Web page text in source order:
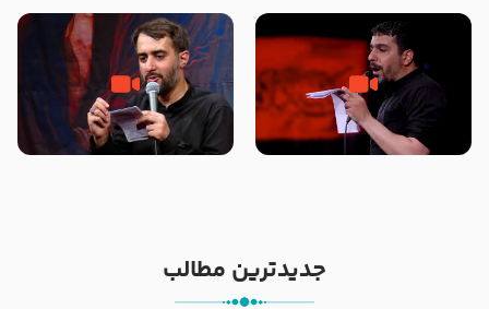
هیئت رایة العباس علیه السلام
تک ، عبّاس، صاحب دل‌هاست –
حاج حنیف طاهری – عزاداری شب
من غلام نوکراتم من عاشق کربلاتم
– شور زمینه – شب هفتم – محرم
جدیدترین مطالب